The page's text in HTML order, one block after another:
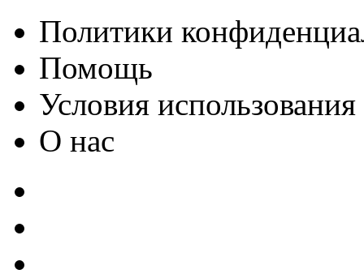
Политики
Помощь
Условия использования
О нас